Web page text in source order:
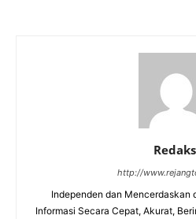
http://
Independen dan Mencerdaskan
Informasi Secara Cepat, Akurat,